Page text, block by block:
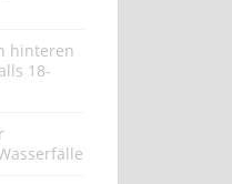
hinteren
18-